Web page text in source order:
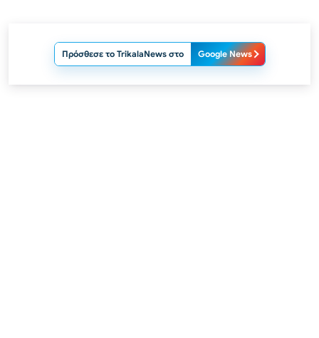
Πρόσθεσε το TrikalaNews στο Google News